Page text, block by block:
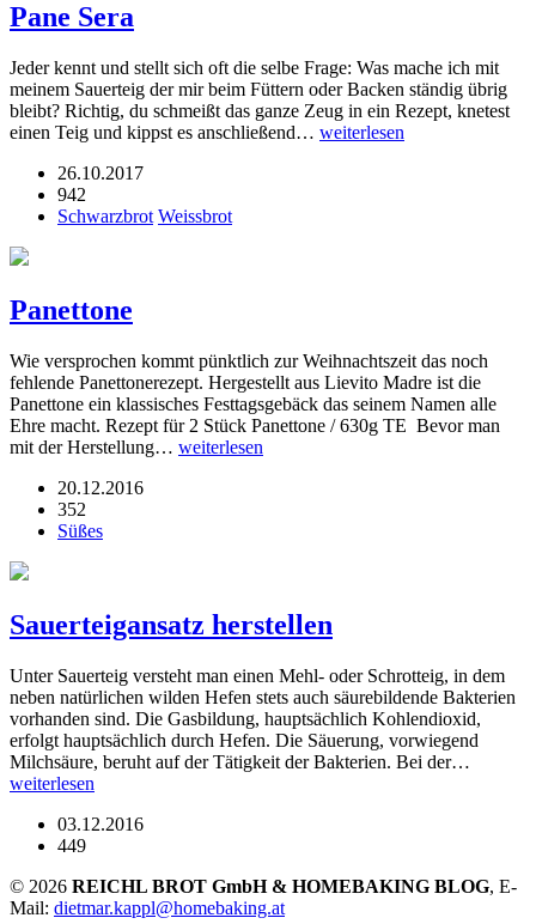
Pane Sera
Jeder kennt und stellt sich oft die selbe Frage: Was mache ich mit
meinem Sauerteig der mir beim Füttern oder Backen ständig übrig
bleibt? Richtig, du schmeißt das ganze Zeug in ein Rezept, knetest
einen Teig und kippst es anschließend… weiterlesen
26.10.2017
942
Schwarzbrot Weissbrot
Panettone
Wie versprochen kommt pünktlich zur Weihnachtszeit das noch
fehlende Panettonerezept. Hergestellt aus Lievito Madre ist die
Panettone ein klassisches Festtagsgebäck das seinem Namen alle
Ehre macht. Rezept für 2 Stück Panettone / 630g TE Bevor man
mit der Herstellung… weiterlesen
20.12.2016
352
Süßes
Sauerteigansatz herstellen
Unter Sauerteig versteht man einen Mehl- oder Schrotteig, in dem
neben natürlichen wilden Hefen stets auch säurebildende Bakterien
vorhanden sind. Die Gasbildung, hauptsächlich Kohlendioxid,
erfolgt hauptsächlich durch Hefen. Die Säuerung, vorwiegend
Milchsäure, beruht auf der Tätigkeit der Bakterien. Bei der…
weiterlesen
03.12.2016
449
© 2026 REICHL BROT GmbH & HOMEBAKING BLOG, E-
Mail: dietmar.kappl@homebaking.at